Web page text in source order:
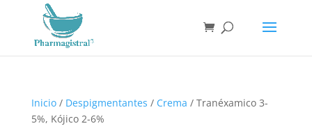
Búsqueda
productos
Inicio/ Despigmentantes / Crema / Tranéxamico 3-
5%, Kójico 2-6%